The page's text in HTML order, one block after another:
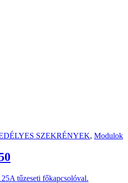
SZEKRÉNYEK, Modulok
tűzeseti főkapcsolóval.